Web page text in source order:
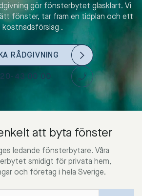
gör fönsterbytet glasklart. Vi
fönster, tar fram en tidplan och ett
kostnadsförslag .
RÅDGIVNING
43 00 00
att byta fönster
ledande fönsterbytare. Våra
smidigt för privata hem,
och företag i hela Sverige.